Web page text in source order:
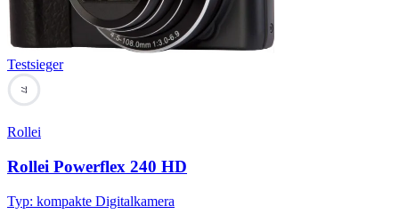
Testsieger
77
Rollei
Rollei Powerflex 240 HD
Typ: kompakte Digitalkamera